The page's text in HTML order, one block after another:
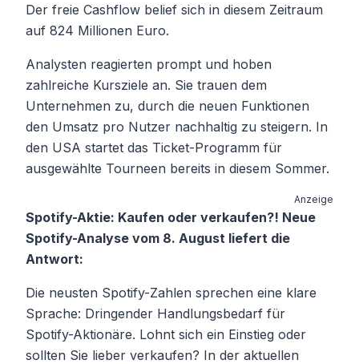
Der freie Cashflow belief sich in diesem Zeitraum
auf 824 Millionen Euro.
Analysten reagierten prompt und hoben
zahlreiche Kursziele an. Sie trauen dem
Unternehmen zu, durch die neuen Funktionen
den Umsatz pro Nutzer nachhaltig zu steigern. In
den USA startet das Ticket-Programm für
ausgewählte Tourneen bereits in diesem Sommer.
Anzeige
Spotify-Aktie: Kaufen oder verkaufen?! Neue
Spotify-Analyse vom 8. August liefert die
Antwort:
Die neusten Spotify-Zahlen sprechen eine klare
Sprache: Dringender Handlungsbedarf für
Spotify-Aktionäre. Lohnt sich ein Einstieg oder
sollten Sie lieber verkaufen? In der aktuellen